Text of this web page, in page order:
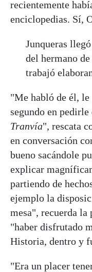
recientemente
enciclopedias. Sí,
Junqueras
del hermano
trabajó
"Me habló de él,
segundo en pedirle
Tranvía", rescata
en conversación
bueno sacándole
explicar
partiendo de
ejemplo la
mesa", recuerda la
"haber disfrutado
Historia, dentro y
"Era un placer